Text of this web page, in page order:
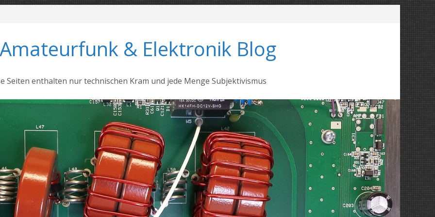
& Elektronik Blog
Seiten enthalten nur technischen Kram und jede Menge Subjektivismus